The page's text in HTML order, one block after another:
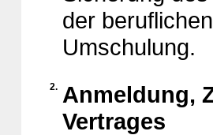
der
Umschulung.
2. Anmeldung,
Vertrages